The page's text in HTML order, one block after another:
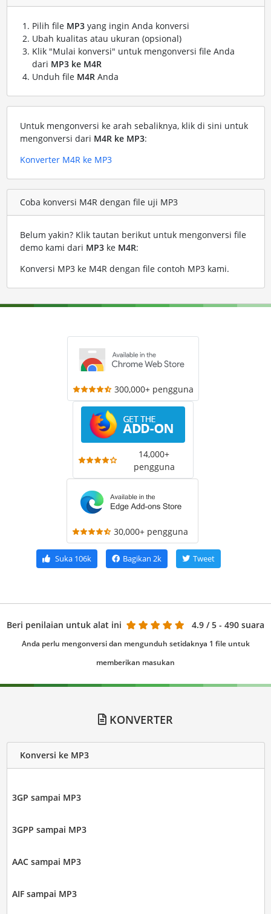
Pilih file MP3yang ingin Anda konversi
Ubah kualitas atau ukuran (opsional)
Klik "Mulai konversi" untuk mengonversi file Anda
dari MP3 ke M4R
Unduh file M4RAnda
Untuk mengonversi ke arah sebaliknya, klik di sini untuk
mengonversi dari M4R ke MP3:
Konverter M4R ke MP3
Coba konversi M4R dengan file uji MP3
Belum yakin? Klik tautan berikut untuk mengonversi file
demo kami dari MP3ke M4R:
Konversi MP3 ke M4R dengan file contoh MP3 kami.
300,000+ pengguna
14,000+
pengguna
30,000+ pengguna
Suka106k Bagikan 2k Tweet
Beri penilaian untuk alat ini 4.9 / 5 - 490 suara
Anda perlu mengonversi dan mengunduh setidaknya 1 file untuk
memberikan masukan
KONVERTER
Konversi ke MP3
3GP sampai MP3
3GPP sampai MP3
AAC sampai MP3
AIF sampai MP3